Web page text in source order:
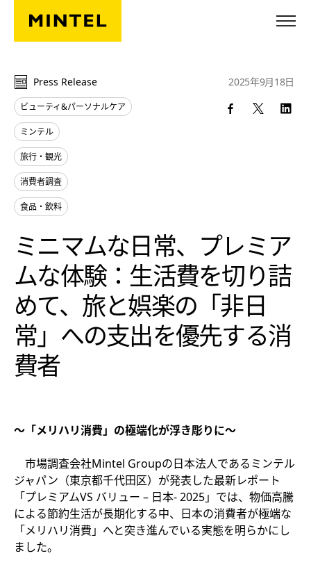
Skip to main content
Press Release
ビューティ&パーソナルケア
ミンテル
旅行・観光
消費者調査
食品・飲料
ミニマムな日常、プレミア
ムな体験：生活費を切り詰
めて、旅と娯楽の「非日
常」への支出を優先する消
費者
2025年9月18日
～「メリハリ消費」の極端化が浮き彫りに～
市場調査会社Mintel Groupの日本法人であるミンテル
ジャパン（東京都千代田区）が発表した最新レポート
「プレミアムVS バリュー – 日本- 2025」では、物価高騰
による節約生活が長期化する中、日本の消費者が極端な
「メリハリ消費」へと突き進んでいる実態を明らかにし
ました。​